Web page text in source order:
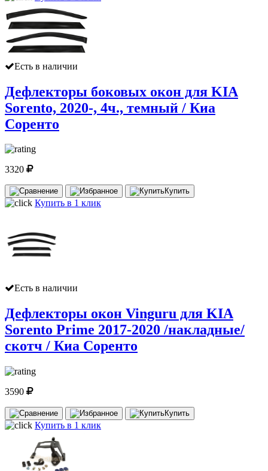
Есть в наличии
Дефлекторы боковых окон для KIA
Sorento, 2020-, 4ч., темный / Киа
Соренто
3320
Купить
Купить в 1 клик
Есть в наличии
Дефлекторы окон Vinguru для KIA
Sorento Prime 2017-2020 /накладные/
скотч / Киа Соренто
3590
Купить
Купить в 1 клик